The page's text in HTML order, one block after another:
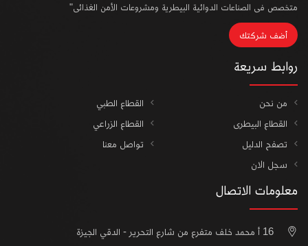
متخصص فى الصناعات الدوائية البيطرية ومشروعات الأمن الغذائى"
أضف شركتك
روابط سريعة
من نحن
القطاع الطبي
القطاع البيطرى
القطاع الزراعي
تصفح الدليل
تواصل معنا
سجل الان
معلومات الاتصال
16 أ محمد خلف متفرع من شارع التحرير - الدقي الجيزة